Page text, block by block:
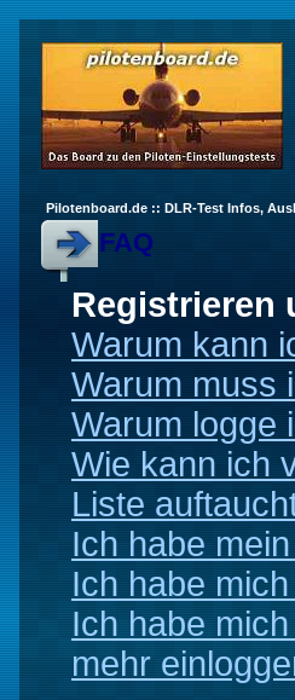
Pilotenboard.de :: DLR-Test Infos,
FAQ
Registrieren
Warum kann
Warum muss
Warum logge
Wie kann ich
Liste
Ich habe
Ich habe
Ich habe
mehr